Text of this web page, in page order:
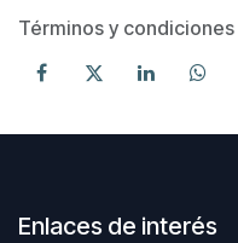
Términos y condiciones
Enlaces de interés